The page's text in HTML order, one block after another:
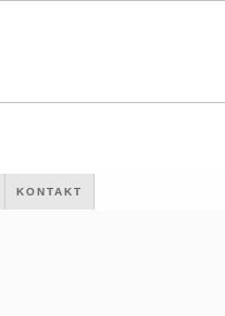
KONTAKT